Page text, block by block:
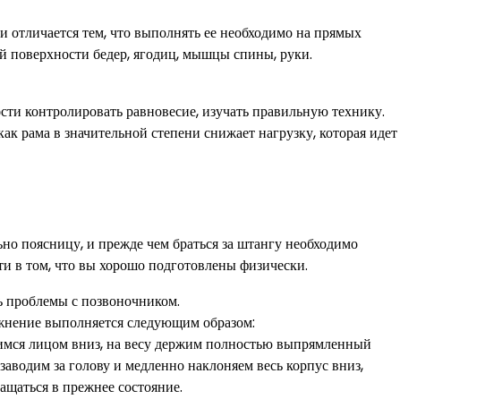
отличается тем, что выполнять ее необходимо на прямых
поверхности бедер, ягодиц, мышцы спины, руки.
контролировать равновесие, изучать правильную технику.
рама в значительной степени снижает нагрузку, которая идет
поясницу, и прежде чем браться за штангу необходимо
в том, что вы хорошо подготовлены физически.
проблемы с позвоночником.
выполняется следующим образом:
лицом вниз, на весу держим полностью выпрямленный
за голову и медленно наклоняем весь корпус вниз,
в прежнее состояние.